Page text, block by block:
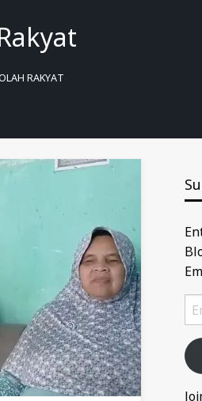
RAKYAT